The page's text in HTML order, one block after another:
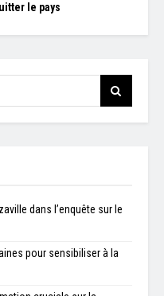
le pays
dans l’enquête sur le
pour sensibiliser à la